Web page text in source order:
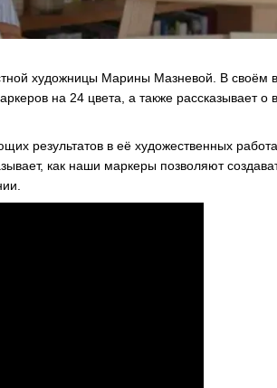
художницы Марины Мазневой. В своём
на 24 цвета, а также рассказывает о
результатов в её художественных
как наши маркеры позволяют